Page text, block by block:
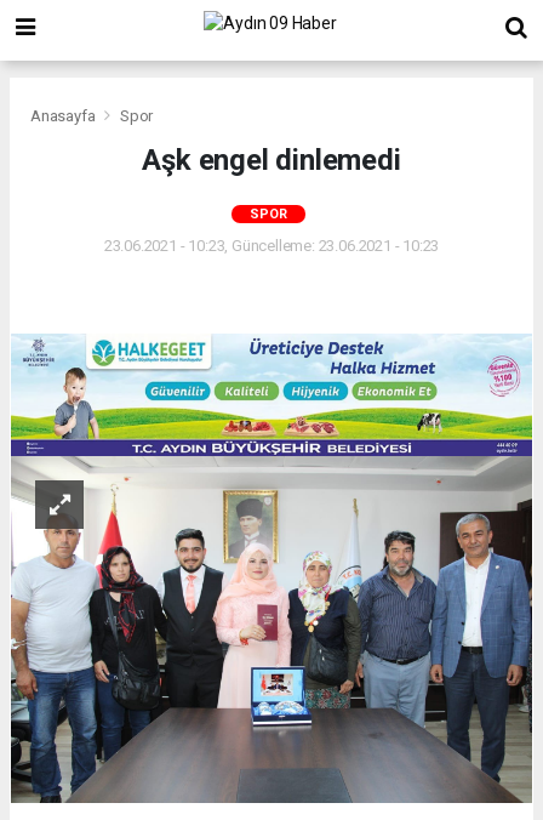
Anasayfa Spor
Aşk engel dinlemedi
SPOR
23.06.2021 - 10:23, Güncelleme: 23.06.2021 - 10:23